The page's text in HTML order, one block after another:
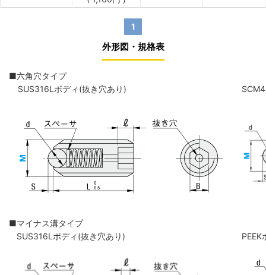
1
外形図・規格表
■六角穴タイプ
SUS316Lボディ(抜き穴あり)
■マイナス溝タイプ
SUS316Lボディ(抜き穴あり)
PEEK